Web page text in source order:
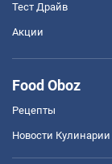
Тест Драйв
Акции
Food Oboz
Рецепты
Новости Кулинарии